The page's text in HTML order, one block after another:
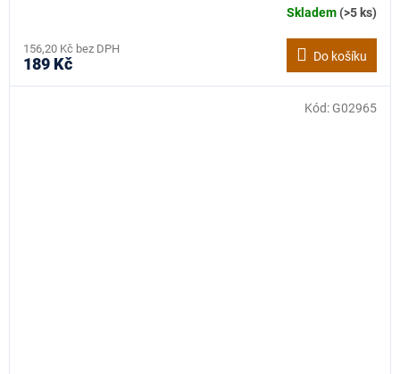
Skladem(>5 ks)
156,20 Kč bez DPH
189 Kč Do košíku
Kód: G02965